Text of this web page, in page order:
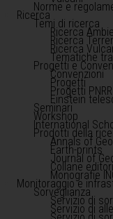
Norme e
Ricerca
Temi di ricerca
Ricerca
Ricerca
Ricerca
Tematiche
Progetti e
Convenzioni
Progetti
Progetti PNRR
Einstein
Seminari
Workshop
International
Prodotti della
Annals of
Earth-prints
Journal of
Collane
Monografie
Monitoraggio e
Sorveglianza
Servizio di
Servizio di